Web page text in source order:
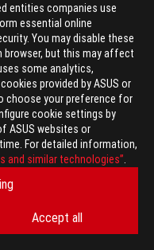
entities companies use
essential online
You may disable these
browser, but this may affect
some analytics,
provided by ASUS or
choose your preference for
cookie settings by
ASUS websites or
For detailed information,
and similar technologies”.
Accept all